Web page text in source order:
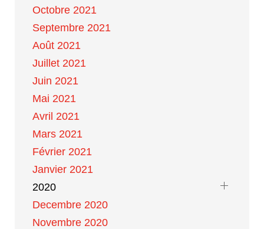
Octobre 2021
Septembre 2021
Août 2021
Juillet 2021
Juin 2021
Mai 2021
Avril 2021
Mars 2021
Février 2021
Janvier 2021
2020
Decembre 2020
Novembre 2020